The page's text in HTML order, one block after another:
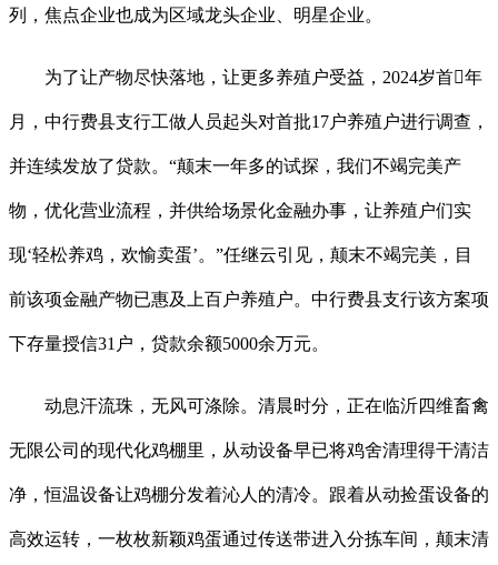
列，焦点企业也成为区域龙头企业、明星企业。
为了让产物尽快落地，让更多养殖户受益，2024岁首年
月，中行费县支行工做人员起头对首批17户养殖户进行调查，
并连续发放了贷款。“颠末一年多的试探，我们不竭完美产
物，优化营业流程，并供给场景化金融办事，让养殖户们实
现‘轻松养鸡，欢愉卖蛋’。”任继云引见，颠末不竭完美，目
前该项金融产物已惠及上百户养殖户。中行费县支行该方案项
下存量授信31户，贷款余额5000余万元。
动息汗流珠，无风可涤除。清晨时分，正在临沂四维畜禽
无限公司的现代化鸡棚里，从动设备早已将鸡舍清理得干清洁
净，恒温设备让鸡棚分发着沁人的清冷。跟着从动捡蛋设备的
高效运转，一枚枚新颖鸡蛋通过传送带进入分拣车间，颠末清